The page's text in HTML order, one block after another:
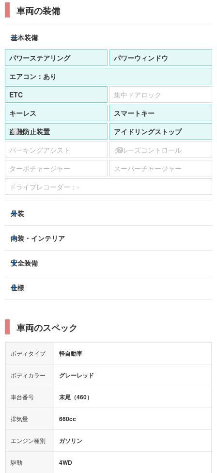
車両の装備
基本装備
パワーステアリング
パワーウィンドウ
エアコン： あり
ETC
集中ドアロック
キーレス
スマートキー
盗難防止装置
アイドリングストップ
パーキングアシスト
クルーズコントロール
ターボチャージャー
スーパーチャージャー
ドライブレコーダー： -
外装
LEDヘッドライト
アルミホイール：-
サンルーフ/ガラスルーフ
ルーフレール
エアロパーツ
ローダウン
内装・インテリア
3列シート
ベンチシート
パワーシート
シートヒーター
カーナビ：メモリーナビ他
ミュージックプレイヤー接続可
後席モニター
安全装備
トラクションコントロール
レーンキープアシスト
横滑り防止装置
衝突被害軽減プレーキ
カメラ：バック
エアバッグ：
4エアバッグ
衝撃緩和ヘッドレスト
サポカー
アクセル踏み間違い（誤発進）防止装置
アダプティブクルーズコントロール
仕様
車両のスペック
ボディタイプ 軽自動車
ボディカラー グレーレッド
車台番号 末尾（460）
排気量 660cc
エンジン種別 ガソリン
駆動 4WD